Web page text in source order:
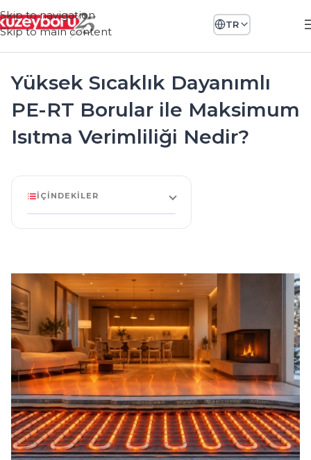
Skip to navigation
Skip to main content
TR
Yüksek Sıcaklık Dayanımlı
PE-RT Borular ile Maksimum
Isıtma Verimliliği Nedir?
İÇINDEKILER